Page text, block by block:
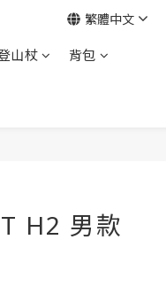
山杖 背包
繁體中文
H2 男款